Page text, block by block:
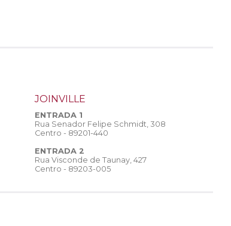
JOINVILLE
ENTRADA 1
Rua Senador Felipe Schmidt, 308
Centro - 89201-440
ENTRADA 2
Rua Visconde de Taunay, 427
Centro - 89203-005